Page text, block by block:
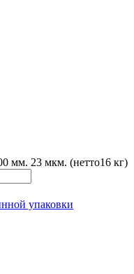
мм. 23 мкм. (нетто16 кг)
упаковки